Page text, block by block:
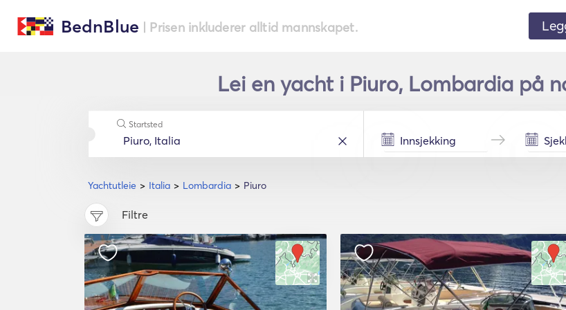
BednBlue | Prisen inkluderer alltid mannskapet.
Lei en yacht i Piuro, Lombardia på
Yachtutleie Italia Lombardia Piuro
Startsted
Filtre